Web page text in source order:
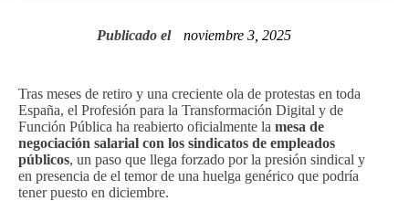
Publicado el noviembre 3, 2025
Tras meses de retiro y una creciente ola de protestas en toda
España, el Profesión para la Transformación Digital y de
Función Pública ha reabierto oficialmente la mesa de
negociación salarial con los sindicatos de empleados
públicos, un paso que llega forzado por la presión sindical y
en presencia de el temor de una huelga genérico que podría
tener puesto en diciembre.